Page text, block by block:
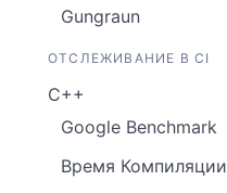
Gungraun
ОТСЛЕЖИВАНИЕ В CI
C++
Google Benchmark
Время Компиляции